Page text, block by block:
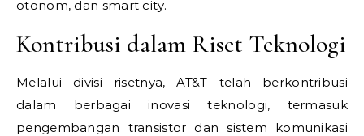
otonom, dan smart city.
Kontribusi dalam Riset Teknologi
Melalui divisi risetnya, AT&T telah berkontribusi
dalam berbagai inovasi teknologi, termasuk
pengembangan transistor dan sistem komunikasi